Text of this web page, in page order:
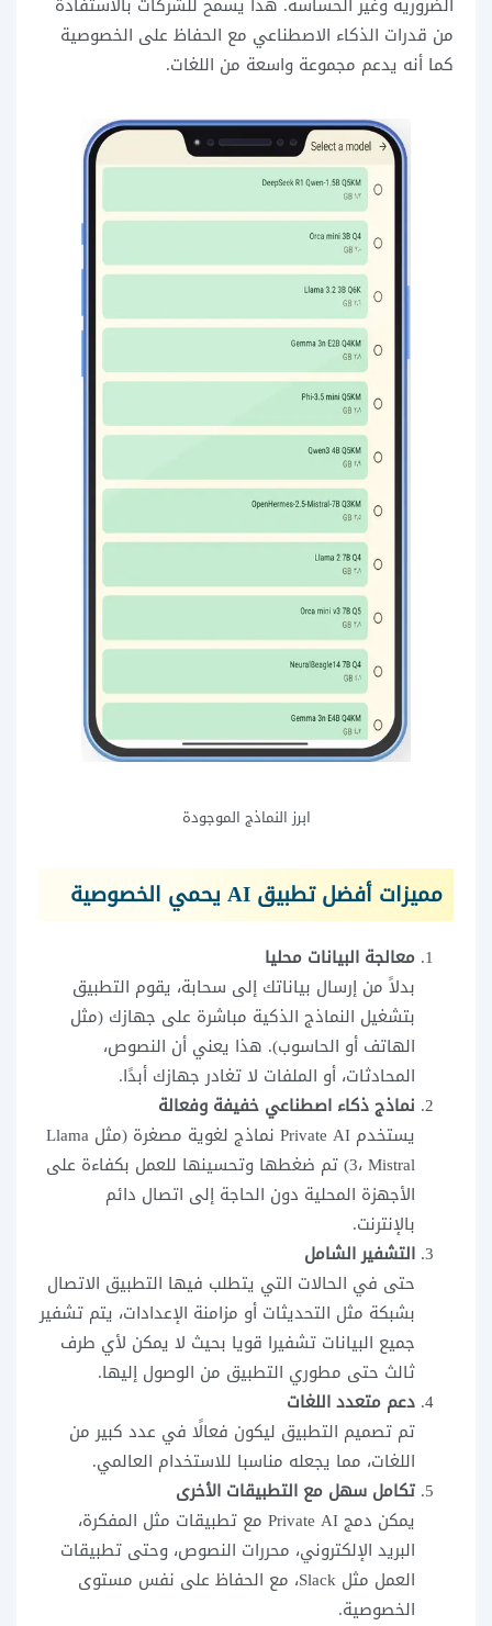
من قدرات الذكاء الاصطناعي مع الحفاظ على الخصوصية
كما أنه يدعم مجموعة واسعة من اللغات.
ابرز النماذج الموجودة
مميزات أفضل تطبيق AI يحمي الخصوصية
معالجة البيانات محليا
بدلاً من إرسال بياناتك إلى سحابة، يقوم التطبيق
بتشغيل النماذج الذكية مباشرة على جهازك (مثل
الهاتف أو الحاسوب). هذا يعني أن النصوص،
المحادثات، أو الملفات لا تغادر جهازك أبدًا.
نماذج ذكاء اصطناعي خفيفة وفعالة
يستخدم Private AI نماذج لغوية مصغرة (مثل Llama
3، Mistral) تم ضغطها وتحسينها للعمل بكفاءة على
الأجهزة المحلية دون الحاجة إلى اتصال دائم
بالإنترنت.
التشفير الشامل
حتى في الحالات التي يتطلب فيها التطبيق الاتصال
بشبكة مثل التحديثات أو مزامنة الإعدادات، يتم تشفير
جميع البيانات تشفيرا قويا بحيث لا يمكن لأي طرف
ثالث حتى مطوري التطبيق من الوصول إليها.
دعم متعدد اللغات
تم تصميم التطبيق ليكون فعالًا في عدد كبير من
اللغات، مما يجعله مناسبا للاستخدام العالمي.
تكامل سهل مع التطبيقات الأخرى
يمكن دمج Private AI مع تطبيقات مثل المفكرة،
البريد الإلكتروني، محررات النصوص، وحتى تطبيقات
العمل مثل Slack، مع الحفاظ على نفس مستوى
الخصوصية.